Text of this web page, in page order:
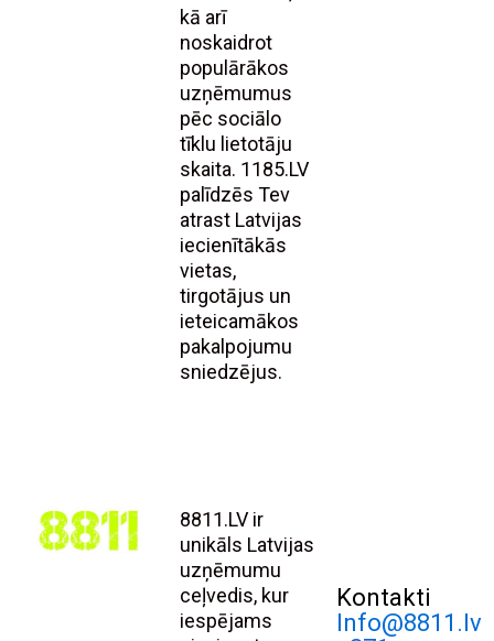
kā arī
noskaidrot
populārākos
uzņēmumus
pēc sociālo
tīklu lietotāju
skaita. 1185.LV
palīdzēs Tev
atrast Latvijas
iecienītākās
vietas,
tirgotājus un
ieteicamākos
pakalpojumu
sniedzējus.
8811.LV ir
unikāls Latvijas
uzņēmumu
ceļvedis, kur
iespējams
Kontakti
Info@8811.lv